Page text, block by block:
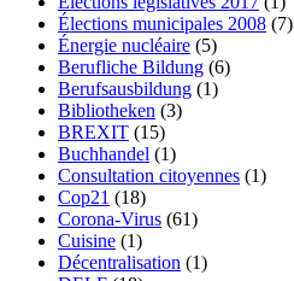
Élections municipales 2008 (7)
Énergie nucléaire (5)
Berufliche Bildung (6)
Berufsausbildung (1)
Bibliotheken (3)
BREXIT (15)
Buchhandel (1)
Consultation citoyennes (1)
Cop21 (18)
Corona-Virus (61)
Cuisine (1)
Décentralisation (1)